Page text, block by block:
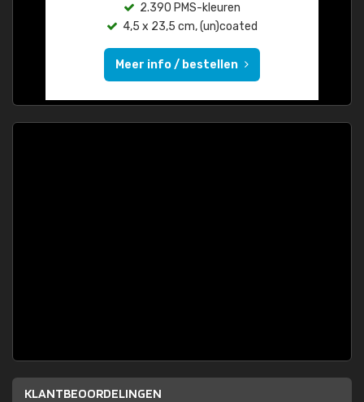
2.390 PMS-kleuren
4,5 x 23,5 cm, (un)coated
Meer info / bestellen
KLANTBEOORDELINGEN